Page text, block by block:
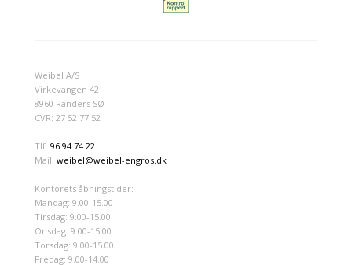
Weibel A/S
Virkevangen 42
8960 Randers SØ
CVR: 27 52 77 52
Tlf: 96 94 74 22
Mail: weibel@weibel-engros.dk
Kontorets åbningstider:
Mandag: 9.00-15.00
Tirsdag: 9.00-15.00
Onsdag: 9.00-15.00
Torsdag: 9.00-15.00
Fredag: 9.00-14.00